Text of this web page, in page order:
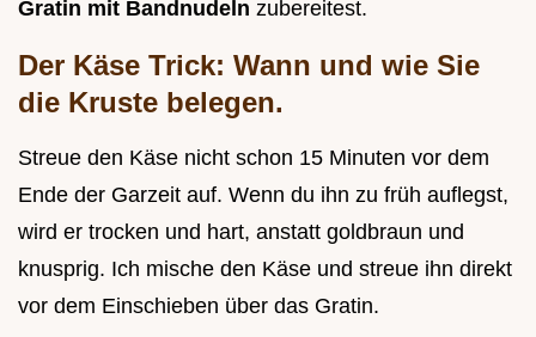
Gratin mit Bandnudeln zubereitest.
Der Käse Trick: Wann und wie Sie
die Kruste belegen.
Streue den Käse nicht schon 15 Minuten vor dem
Ende der Garzeit auf. Wenn du ihn zu früh auflegst,
wird er trocken und hart, anstatt goldbraun und
knusprig. Ich mische den Käse und streue ihn direkt
vor dem Einschieben über das Gratin.